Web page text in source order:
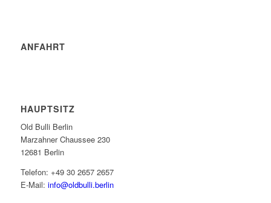
ANFAHRT
HAUPTSITZ
Old Bulli Berlin
Marzahner Chaussee 230
12681 Berlin
Telefon: +49 30 2657 2657
E-Mail: info@oldbulli.berlin